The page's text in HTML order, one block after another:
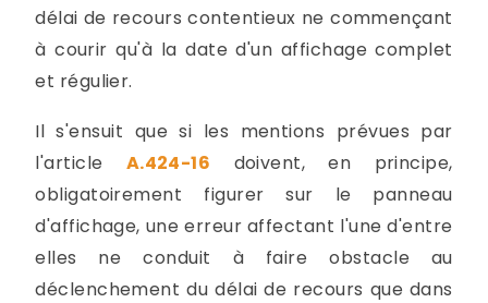
délai de recours contentieux ne commençant
à courir qu'à la date d'un affichage complet
et régulier.
Il s'ensuit que si les mentions prévues par
l'article A.424-16 doivent, en principe,
obligatoirement figurer sur le panneau
d'affichage, une erreur affectant l'une d'entre
elles ne conduit à faire obstacle au
déclenchement du délai de recours que dans